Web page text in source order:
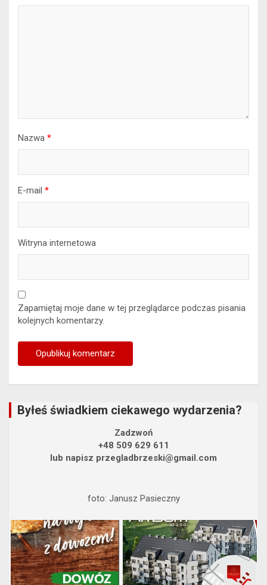
Nazwa *
E-mail *
Witryna internetowa
Zapamiętaj moje dane w tej przeglądarce podczas pisania
kolejnych komentarzy.
Byłeś świadkiem ciekawego wydarzenia?
Zadzwoń
+48 509 629 611
lub napisz przegladbrzeski@gmail.com
foto: Janusz Pasieczny